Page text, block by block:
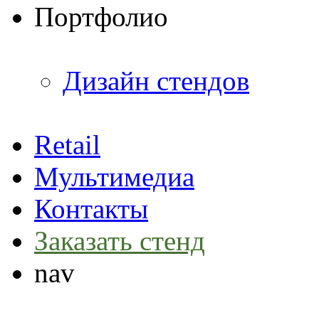
Портфолио
Дизайн стендов
Retail
Мультимедиа
Контакты
Заказать стенд
nav